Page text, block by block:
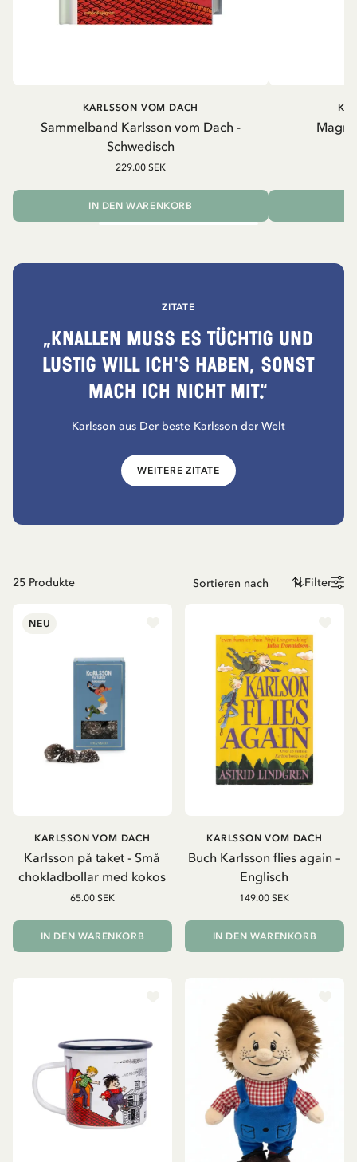
Sammelband Karlsson vom Dach -
Schwedisch
KARLSSON VOM DACH
229.00 SEK
IN DEN WARENKORB
ZITATE
„Knallen muss es tüchtig und
lustig will ich's haben, sonst
mach ich nicht mit.“
Karlsson aus Der beste Karlsson der Welt
WEITERE ZITATE
25 Produkte Filter
NEU
Karlsson på taket - Små
chokladbollar med kokos
KARLSSON VOM DACH
65.00 SEK
IN DEN WARENKORB
Buch Karlsson flies again –
Englisch
KARLSSON VOM DACH
149.00 SEK
IN DEN WARENKORB